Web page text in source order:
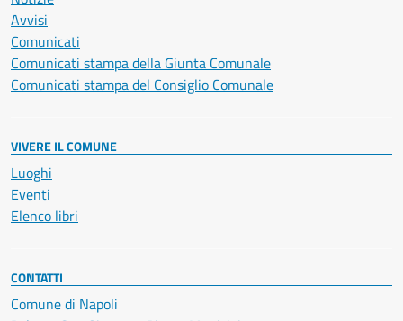
Avvisi
Comunicati
Comunicati stampa della Giunta Comunale
Comunicati stampa del Consiglio Comunale
VIVERE IL COMUNE
Luoghi
Eventi
Elenco libri
CONTATTI
Comune di Napoli